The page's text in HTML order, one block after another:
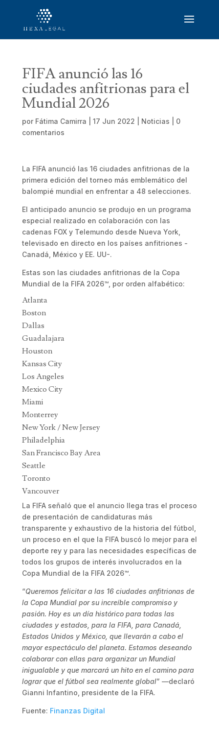
FIFA anunció las 16
ciudades anfitrionas para el
Mundial 2026
por Fátima Camirra 17 Jun 2022 Noticias
0
comentarios
La FIFA anunció las 16 ciudades anfitrionas de la
primera edición del torneo más emblemático del
balompié mundial en enfrentar a 48 selecciones.
El anticipado anuncio se produjo en un programa
especial realizado en colaboración con las
cadenas FOX y Telemundo desde Nueva York,
televisado en directo en los países anfitriones -
Canadá, México y EE. UU-.
Estas son las ciudades anfitrionas de la Copa
Mundial de la FIFA 2026™, por orden alfabético:
Atlanta
Boston
Dallas
Guadalajara
Houston
Kansas City
Los Angeles
Mexico City
Miami
Monterrey
New York / New Jersey
Philadelphia
San Francisco Bay Area
Seattle
Toronto
Vancouver
La FIFA señaló que el anuncio llega tras el proceso
de presentación de candidaturas más
transparente y exhaustivo de la historia del fútbol,
un proceso en el que la FIFA buscó lo mejor para el
deporte rey y para las necesidades específicas de
todos los grupos de interés involucrados en la
Copa Mundial de la FIFA 2026™.
“Queremos felicitar a las 16 ciudades anfitrionas de
la Copa Mundial por su increíble compromiso y
pasión. Hoy es un día histórico para todas las
ciudades y estados, para la FIFA, para Canadá,
Estados Unidos y México, que llevarán a cabo el
mayor espectáculo del planeta. Estamos deseando
colaborar con ellas para organizar un Mundial
inigualable y que marcará un hito en el camino para
lograr que el fútbol sea realmente global” —declaró
Gianni Infantino, presidente de la FIFA.
Fuente: Finanzas Digital